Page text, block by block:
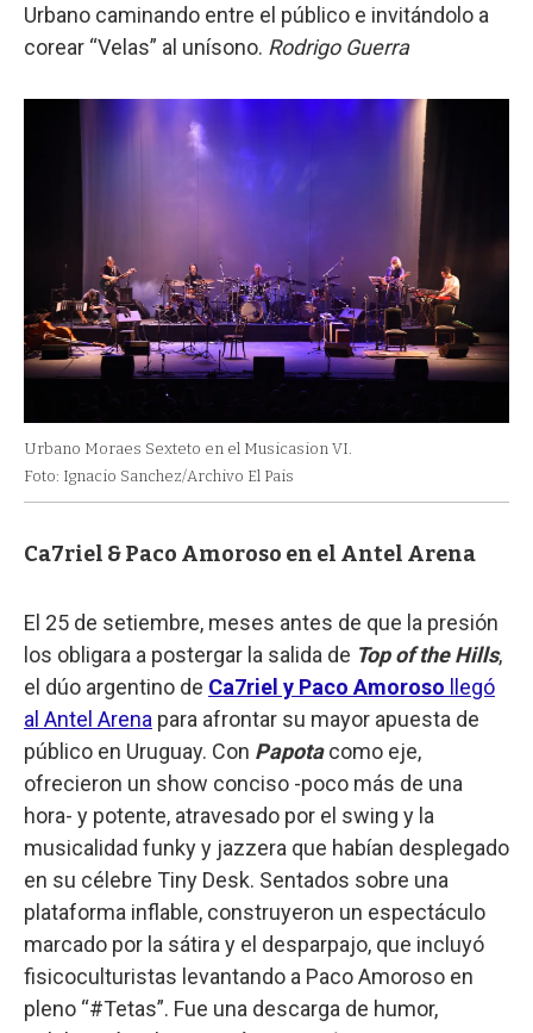
Urbano caminando entre el público e invitándolo a
corear “Velas” al unísono. Rodrigo Guerra
Urbano Moraes Sexteto en el Musicasion VI.
Foto: Ignacio Sanchez/Archivo El Pais
Ca7riel & Paco Amoroso en el Antel Arena
El 25 de setiembre, meses antes de que la presión
los obligara a postergar la salida de Top of the Hills,
el dúo argentino de Ca7riel y Paco Amoroso llegó
al Antel Arena para afrontar su mayor apuesta de
público en Uruguay. Con Papotacomo eje,
ofrecieron un show conciso -poco más de una
hora- y potente, atravesado por el swing y la
musicalidad funky y jazzera que habían desplegado
en su célebre Tiny Desk. Sentados sobre una
plataforma inflable, construyeron un espectáculo
marcado por la sátira y el desparpajo, que incluyó
fisicoculturistas levantando a Paco Amoroso en
pleno “#Tetas”. Fue una descarga de humor,